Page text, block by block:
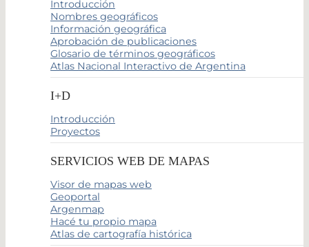
Introducción
Nombres geográficos
Información geográfica
Aprobación de publicaciones
Glosario de términos geográficos
Atlas Nacional Interactivo de Argentina
I+D
Introducción
Proyectos
SERVICIOS WEB DE MAPAS
Visor de mapas web
Geoportal
Argenmap
Hacé tu propio mapa
Atlas de cartografía histórica